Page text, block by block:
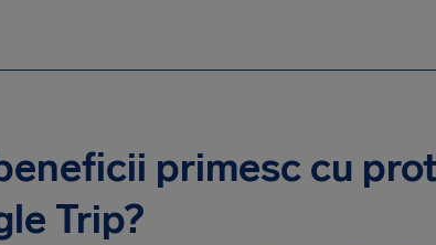
primesc cu
Trip?